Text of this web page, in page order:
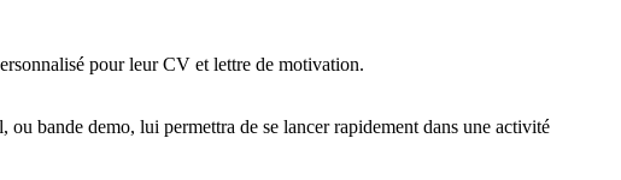
pour leur CV et lettre de motivation.
bande demo, lui permettra de se lancer rapidement dans une activité